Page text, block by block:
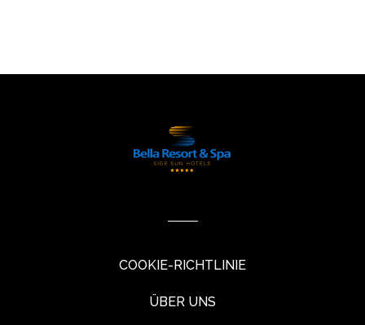
COOKIE-RICHTLINIE
ÜBER UNS